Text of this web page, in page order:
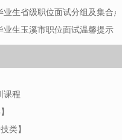
生省级职位面试分组及集合
生玉溪市职位面试温馨提示
课程
类】